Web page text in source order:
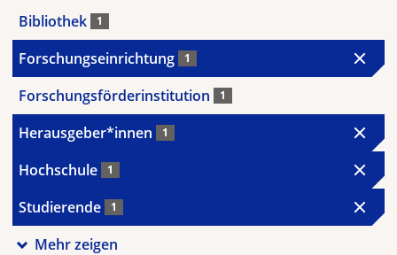
Bibliothek 1
Forschungseinrichtung 1
Forschungsförderinstitution 1
Herausgeber*innen 1
Hochschule 1
Studierende 1
Mehr zeigen